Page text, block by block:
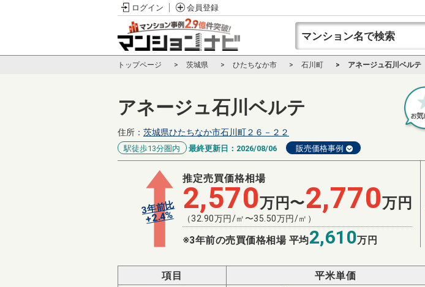
ログイン 会員登録
トップページ 茨城県 ひたちなか市 石川町 アネージュ石川ベルテ
アネージュ石川ベルテ
住所： 茨城県ひたちなか市石川町２６－２２
駅徒歩13分圏内 最終更新日： 2026/08/06 販売価格事例
3年前比
+2.4%
推定売買価格相場
2,570万円〜2,770万円
（32.90万円/㎡〜35.50万円/㎡）
※3年前の売買価格相場 平均2,610万円
項目 平米単価